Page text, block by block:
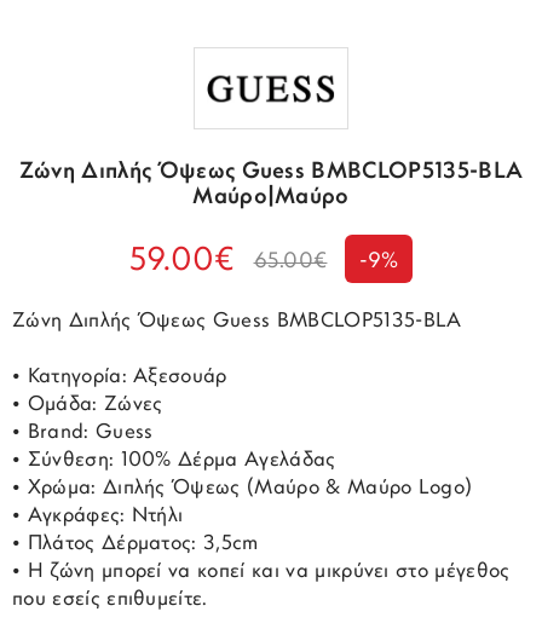
Ζώνη Διπλής Όψεως Guess BMBCLOP5135-BLA
Μαύρο|Μαύρο
59.00€ 65.00€ -9%
Ζώνη Διπλής Όψεως Guess BMBCLOP5135-BLA
• Κατηγορία: Αξεσουάρ
• Ομάδα: Ζώνες
• Brand: Guess
• Σύνθεση: 100% Δέρμα Αγελάδας
• Χρώμα: Διπλής Όψεως (Μαύρο & Μαύρο Logo)
• Αγκράφες: Ντήλι
• Πλάτος Δέρματος: 3,5cm
• Η ζώνη μπορεί να κοπεί και να μικρύνει στο μέγεθος
που εσείς επιθυμείτε.